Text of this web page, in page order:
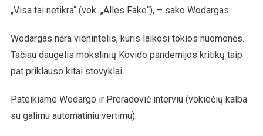
„Visa tai netikra“ (vok. „Alles Fake“), – sako Wodargas.
Wodargas nėra vienintelis, kuris laikosi tokios nuomonės.
Tačiau daugelis mokslinių Kovido pandemijos kritikų taip
pat priklauso kitai stovyklai.
Pateikiame Wodargo ir Preradovič interviu (vokiečių kalba
su galimu automatiniu vertimu):